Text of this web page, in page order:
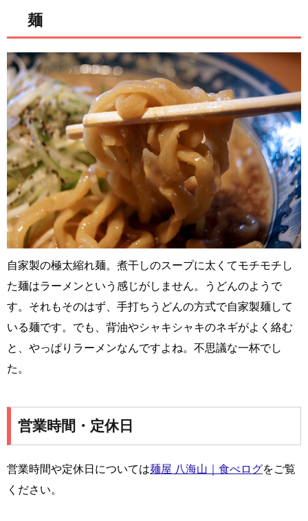
麺
自家製の極太縮れ麺。煮干しのスープに太くてモチモチし
た麺はラーメンという感じがしません。うどんのようで
す。それもそのはず、手打ちうどんの方式で自家製麺して
いる麺です。でも、背油やシャキシャキのネギがよく絡む
と、やっぱりラーメンなんですよね。不思議な一杯でし
た。
営業時間・定休日
営業時間や定休日については麺屋 八海山｜食べログをご覧
ください。